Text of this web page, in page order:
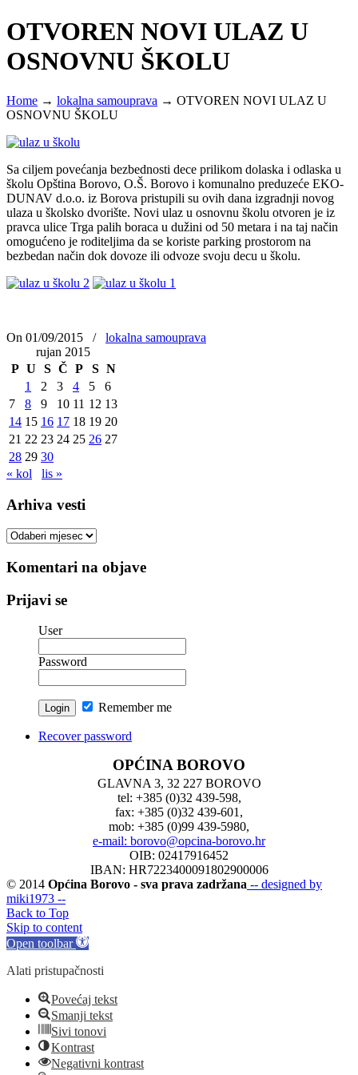
OTVOREN NOVI ULAZ U
OSNOVNU ŠKOLU
Home → lokalna samouprava → OTVOREN NOVI ULAZ U
OSNOVNU ŠKOLU
Sa ciljem povećanja bezbednosti dece prilikom dolaska i odlaska u
školu Opština Borovo, O.Š. Borovo i komunalno preduzeće EKO-
DUNAV d.o.o. iz Borova pristupili su ovih dana izgradnji novog
ulaza u školsko dvorište. Novi ulaz u osnovnu školu otvoren je iz
pravca ulice Trga palih boraca u dužini od 50 metara i na taj način
omogućeno je roditeljima da se koriste parking prostorom na
bezbedan način dok dovoze ili odvoze svoju decu u školu.
On 01/09/2015 /
lokalna samouprava
rujan 2015
P U S Č P S N
1
2 3 4 5
6
7
8 9 10 11 12 13
14 15 16 17 18 19 20
21 22 23 24 25 26 27
28 29 30
« kol
lis »
Arhiva vesti
Arhiva
Komentari na objave
Prijavi se
User
Password
Remember me
Recover password
OPĆINA BOROVO
GLAVNA 3, 32 227 BOROVO
tel: +385 (0)32 439-598,
fax: +385 (0)32 439-601,
mob: +385 (0)99 439-5980,
e-mail: borovo@opcina-borovo.hr
OIB: 02417916452
IBAN: HR7223400091802900006
© 2014 Općina Borovo - sva prava zadržana -- designed by
miki1973 --
Back to Top
Skip to content
Open toolbar
Alati pristupačnosti
Povećaj tekst
Smanji tekst
Sivi tonovi
Kontrast
Negativni kontrast